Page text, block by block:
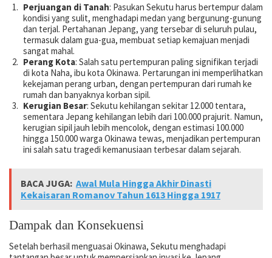
Perjuangan di Tanah: Pasukan Sekutu harus bertempur dalam
kondisi yang sulit, menghadapi medan yang bergunung-gunung
dan terjal. Pertahanan Jepang, yang tersebar di seluruh pulau,
termasuk dalam gua-gua, membuat setiap kemajuan menjadi
sangat mahal.
Perang Kota: Salah satu pertempuran paling signifikan terjadi
di kota Naha, ibu kota Okinawa. Pertarungan ini memperlihatkan
kekejaman perang urban, dengan pertempuran dari rumah ke
rumah dan banyaknya korban sipil.
Kerugian Besar: Sekutu kehilangan sekitar 12.000 tentara,
sementara Jepang kehilangan lebih dari 100.000 prajurit. Namun,
kerugian sipil jauh lebih mencolok, dengan estimasi 100.000
hingga 150.000 warga Okinawa tewas, menjadikan pertempuran
ini salah satu tragedi kemanusiaan terbesar dalam sejarah.
BACA JUGA: Awal Mula Hingga Akhir Dinasti
Kekaisaran Romanov Tahun 1613 Hingga 1917
Dampak dan Konsekuensi
Setelah berhasil menguasai Okinawa, Sekutu menghadapi